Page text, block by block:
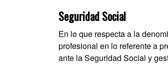
Seguridad Social
En lo que respecta a la
profesional en lo referente a
ante la Seguridad Social y